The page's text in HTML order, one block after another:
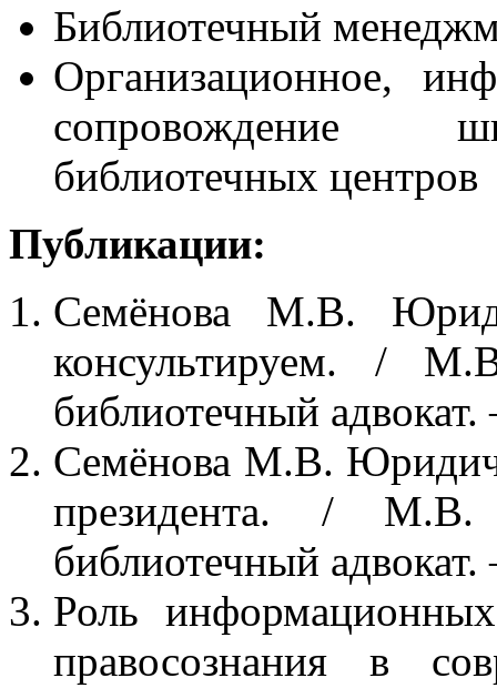
Библиотечный
Организационное,
сопровождение
библиотечных центров
Публикации:
Семёнова М.В.
консультируем. /
библиотечный
Семёнова М.В.
президента. / М.В.
библиотечный
Роль
правосознания в